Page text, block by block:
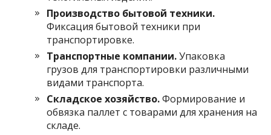
Производство бытовой техники.
Фиксация бытовой техники при
транспортировке.
Транспортные компании.Упаковка
грузов для транспортировки различными
видами транспорта.
Складское хозяйство.Формирование и
обвязка паллет с товарами для хранения на
складе.